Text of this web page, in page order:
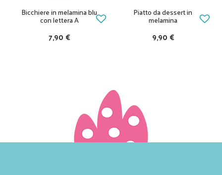
Bicchiere in melamina blu
con lettera A
7,90 €
Piatto da dessert in
melamina
9,90 €